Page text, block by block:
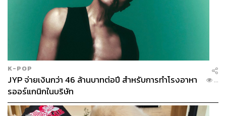
K-POP
JYP จ่ายเงินกว่า 46 ล้านบาทต่อปี สำหรับการทำโรงอาหา
รออร์แกนิกในบริษัท
...